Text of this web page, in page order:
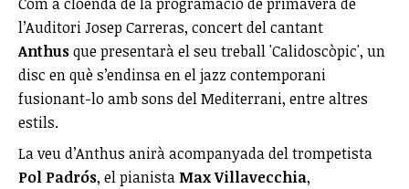
l’Auditori Josep Carreras, concert del cantant
Anthusque presentarà el seu treball 'Calidoscòpic', un
disc en què s’endinsa en el jazz contemporani
fusionant-lo amb sons del Mediterrani, entre altres
estils.
La veu d’Anthus anirà acompanyada del trompetista
Pol Padrós, el pianista Max Villavecchia,